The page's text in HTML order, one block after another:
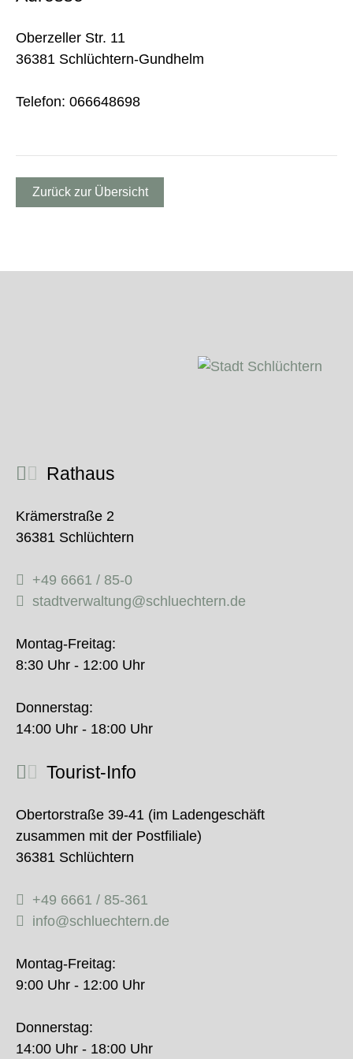
Oberzeller Str. 11
36381 Schlüchtern-Gundhelm
Telefon: 066648698
Zurück zur Übersicht
Rathaus
Krämerstraße 2
36381 Schlüchtern
+49 6661 / 85-0
stadtverwaltung@schluechtern.de
Montag-Freitag:
8:30 Uhr - 12:00 Uhr
Donnerstag:
14:00 Uhr - 18:00 Uhr
Tourist-Info
Obertorstraße 39-41 (im Ladengeschäft
zusammen mit der Postfiliale)
36381 Schlüchtern
+49 6661 / 85-361
info@schluechtern.de
Montag-Freitag:
9:00 Uhr - 12:00 Uhr
Donnerstag:
14:00 Uhr - 18:00 Uhr